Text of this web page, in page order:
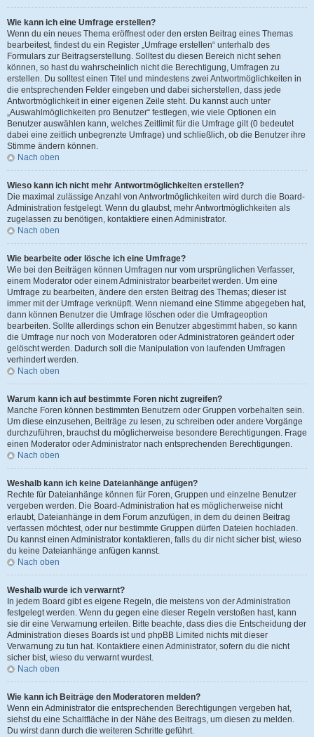
Wie kann ich eine Umfrage erstellen?
Wenn du ein neues Thema eröffnest oder den ersten Beitrag eines Themas
bearbeitest, findest du ein Register „Umfrage erstellen“ unterhalb des
Formulars zur Beitragserstellung. Solltest du diesen Bereich nicht sehen
können, so hast du wahrscheinlich nicht die Berechtigung, Umfragen zu
erstellen. Du solltest einen Titel und mindestens zwei Antwortmöglichkeiten in
die entsprechenden Felder eingeben und dabei sicherstellen, dass jede
Antwortmöglichkeit in einer eigenen Zeile steht. Du kannst auch unter
„Auswahlmöglichkeiten pro Benutzer“ festlegen, wie viele Optionen ein
Benutzer auswählen kann, welches Zeitlimit für die Umfrage gilt (0 bedeutet
dabei eine zeitlich unbegrenzte Umfrage) und schließlich, ob die Benutzer ihre
Stimme ändern können.
Nach oben
Wieso kann ich nicht mehr Antwortmöglichkeiten erstellen?
Die maximal zulässige Anzahl von Antwortmöglichkeiten wird durch die Board-
Administration festgelegt. Wenn du glaubst, mehr Antwortmöglichkeiten als
zugelassen zu benötigen, kontaktiere einen Administrator.
Nach oben
Wie bearbeite oder lösche ich eine Umfrage?
Wie bei den Beiträgen können Umfragen nur vom ursprünglichen Verfasser,
einem Moderator oder einem Administrator bearbeitet werden. Um eine
Umfrage zu bearbeiten, ändere den ersten Beitrag des Themas; dieser ist
immer mit der Umfrage verknüpft. Wenn niemand eine Stimme abgegeben hat,
dann können Benutzer die Umfrage löschen oder die Umfrageoption
bearbeiten. Sollte allerdings schon ein Benutzer abgestimmt haben, so kann
die Umfrage nur noch von Moderatoren oder Administratoren geändert oder
gelöscht werden. Dadurch soll die Manipulation von laufenden Umfragen
verhindert werden.
Nach oben
Warum kann ich auf bestimmte Foren nicht zugreifen?
Manche Foren können bestimmten Benutzern oder Gruppen vorbehalten sein.
Um diese einzusehen, Beiträge zu lesen, zu schreiben oder andere Vorgänge
durchzuführen, brauchst du möglicherweise besondere Berechtigungen. Frage
einen Moderator oder Administrator nach entsprechenden Berechtigungen.
Nach oben
Weshalb kann ich keine Dateianhänge anfügen?
Rechte für Dateianhänge können für Foren, Gruppen und einzelne Benutzer
vergeben werden. Die Board-Administration hat es möglicherweise nicht
erlaubt, Dateianhänge in dem Forum anzufügen, in dem du deinen Beitrag
verfassen möchtest, oder nur bestimmte Gruppen dürfen Dateien hochladen.
Du kannst einen Administrator kontaktieren, falls du dir nicht sicher bist, wieso
du keine Dateianhänge anfügen kannst.
Nach oben
Weshalb wurde ich verwarnt?
In jedem Board gibt es eigene Regeln, die meistens von der Administration
festgelegt werden. Wenn du gegen eine dieser Regeln verstoßen hast, kann
sie dir eine Verwarnung erteilen. Bitte beachte, dass dies die Entscheidung der
Administration dieses Boards ist und phpBB Limited nichts mit dieser
Verwarnung zu tun hat. Kontaktiere einen Administrator, sofern du die nicht
sicher bist, wieso du verwarnt wurdest.
Nach oben
Wie kann ich Beiträge den Moderatoren melden?
Wenn ein Administrator die entsprechenden Berechtigungen vergeben hat,
siehst du eine Schaltfläche in der Nähe des Beitrags, um diesen zu melden.
Du wirst dann durch die weiteren Schritte geführt.